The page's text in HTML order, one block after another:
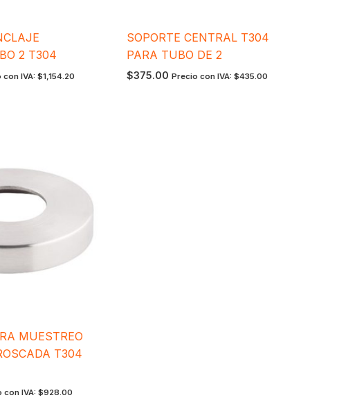
2 T304
con IVA: $1,154.20
SOPORTE CENTRAL T304
PARA TUBO DE 2
$375.00 Precio con IVA: $435.00
MUESTREO
T304
con IVA: $928.00